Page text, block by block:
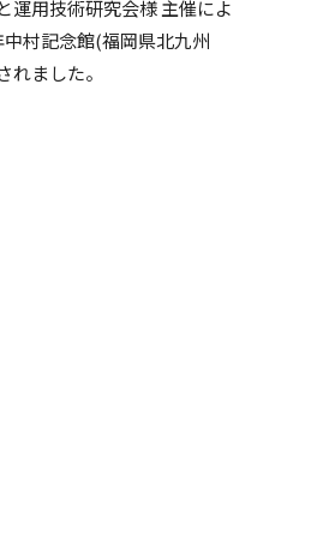
運用技術研究会様 主催によ
村記念館(福岡県北九州
ました。